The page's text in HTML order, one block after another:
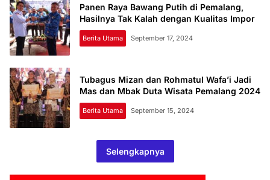
Panen Raya Bawang Putih di Pemalang,
Hasilnya Tak Kalah dengan Kualitas Impor
Berita Utama September 17, 2024
Tubagus Mizan dan Rohmatul Wafa’i Jadi
Mas dan Mbak Duta Wisata Pemalang 2024
Berita Utama September 15, 2024
Selengkapnya